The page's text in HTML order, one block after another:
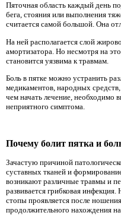
Пяточная область каждый день
бега, стояния или выполнения
считается самой большой. Она
На ней располагается слой
амортизатора. Но несмотря на
становится уязвима к травмам.
Боль в пятке можно устранить
медикаментов, народных
чем начать лечение, необходимо
неприятного симптома.
Почему болит пятка и
Зачастую причиной
суставных тканей и
возникают различные травмы и
развивается грибковая
стопы проявляется после
продолжительного нахождения